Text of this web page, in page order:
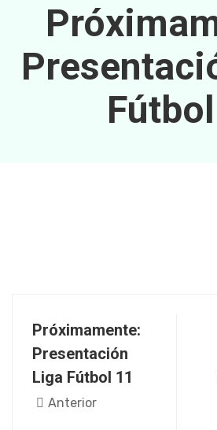
Próximamente:
Presentación
Liga Fútbol 11
Anterior